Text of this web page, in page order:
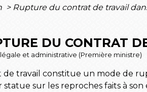
> Rupture du contrat de travail
DU CONTRAT
et administrative (Première ministre)
travail constitue un mode de
statue sur les reproches faits à